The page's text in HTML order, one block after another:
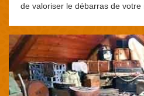
de valoriser le débarras de votre